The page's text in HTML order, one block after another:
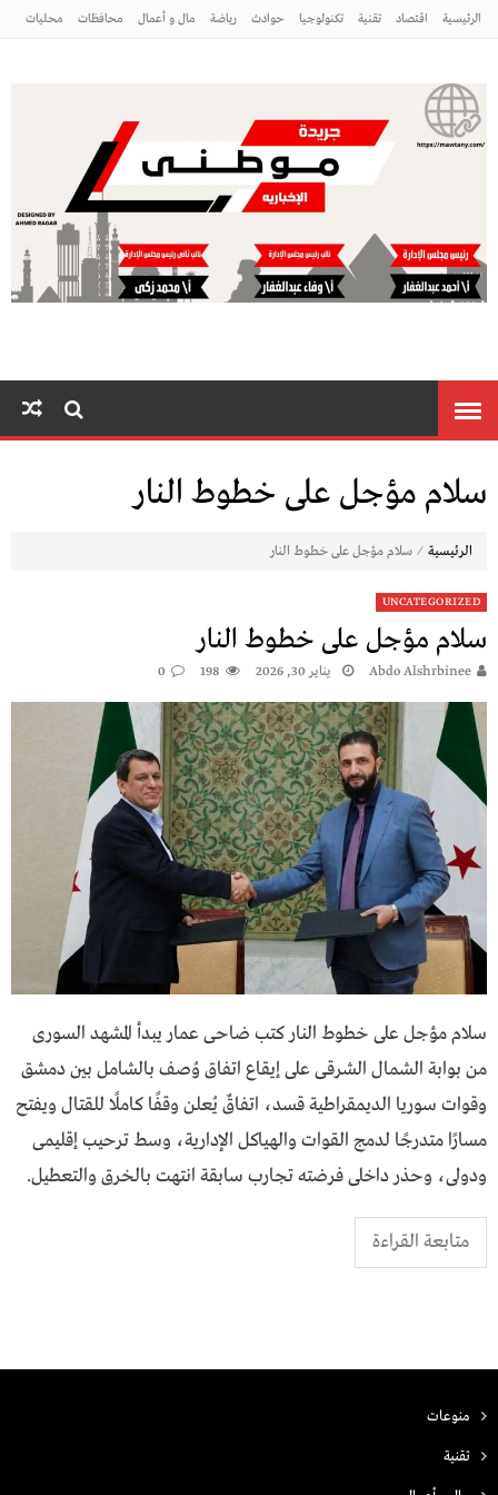
الرئيسية اقتصاد تقنية تكنولوجيا حوادث رياضة مال و أعمال محافظات محليات
سلام مؤجل على خطوط النار
الرئيسية ⁄ سلام مؤجل على خطوط النار
UNCATEGORIZED
سلام مؤجل على خطوط النار
Abdo Alshrbinee يناير 30, 2026 198
0
سلام مؤجل على خطوط النار كتب ضاحى عمار يبدأ المشهد السورى
من بوابة الشمال الشرقى على إيقاع اتفاق وُصف بالشامل بين دمشق
وقوات سوريا الديمقراطية قسد، اتفاقٌ يُعلن وقفًا كاملًا للقتال ويفتح
مسارًا متدرجًا لدمج القوات والهياكل الإدارية، وسط ترحيب إقليمى
ودولى، وحذر داخلى فرضته تجارب سابقة انتهت بالخرق والتعطيل.
متابعة القراءة
منوعات
تقنية